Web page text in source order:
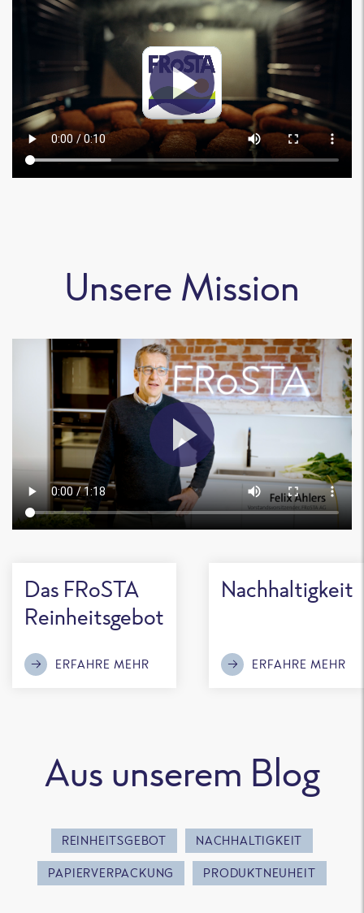
Unsere Mission
Das FRoSTA
Reinheitsgebot
ERFAHRE MEHR
Nachhaltigkeit
ERFAHRE MEHR
Aus unserem Blog
REINHEITSGEBOT NACHHALTIGKEIT
PAPIERVERPACKUNG PRODUKTNEUHEIT